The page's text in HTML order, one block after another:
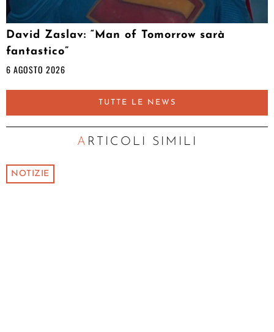
David Zaslav: “Man of Tomorrow sarà
fantastico”
6 AGOSTO 2026
TUTTE LE NEWS
ARTICOLI SIMILI
NOTIZIE